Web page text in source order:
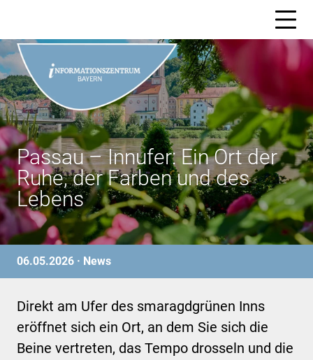
content
Passau – Innufer: Ein Ort der
Ruhe, der Farben und des
Lebens
06.05.2026 · News
Direkt am Ufer des smaragdgrünen Inns
eröffnet sich ein Ort, an dem Sie sich die
Beine vertreten, das Tempo drosseln und die